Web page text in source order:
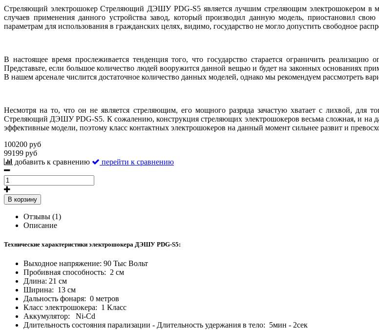
Стреляющий электрошокер Стреляющий ДЭШУ PDG-S5 является лучшим стреляющим электрошокером в
случаев применения данного устройства завод, который производил данную модель, приостановил
параметрам для использования в гражданских целях, видимо, государство не могло допустить свободное
В настоящее время прослеживается тенденция того, что государство старается ограничить
Представьте, если большое количество людей вооружится данной вещью и будет на законных основаниях
В нашем арсенале числится достаточное количество данных моделей, однако мы рекомендуем рассмотреть
Несмотря на то, что он не является стреляющим, его мощного разряда зачастую хватает с лихвой, для
Стреляющий ДЭШУ PDG-S5. К сожалению, конструкция стреляющих электрошокеров весьма сложная, и
эффективные модели, поэтому класс контактных электрошокеров на данный момент сильнее развит и
100200 руб
99199 руб
добавить к сравнению
перейти к сравнению
В корзину
Отзывы (1)
Описание
Технические характеристики электрошокера ДЭШУ PDG-S5:
Выходное напряжение: 90 Тыс Вольт
Пробивная способность: 2 см
Длина: 21 см
Ширина: 13 см
Дальность фонаря: 0 метров
Класс электрошокера: 1 Класс
Аккумулятор: Ni-Cd
Длительность состояния парализации - Длительность удержания в тело: 5мин - 2сек